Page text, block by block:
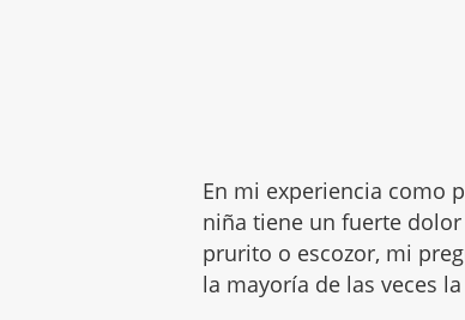
En mi experiencia como
niña tiene un fuerte
prurito o escozor, mi
la mayoría de las veces